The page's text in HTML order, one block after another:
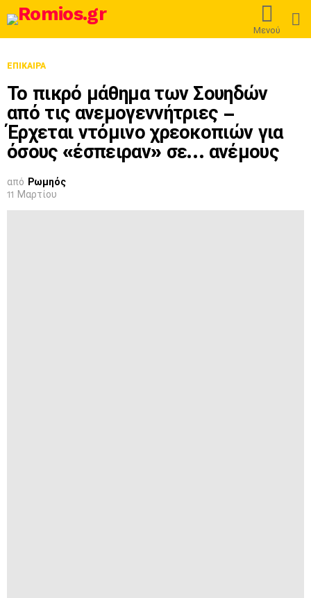
Μενού
ΕΠΊΚΑΙΡΑ
Το πικρό μάθημα των Σουηδών
από τις ανεμογεννήτριες –
Έρχεται ντόμινο χρεοκοπιών για
όσους «έσπειραν» σε… ανέμους
από Ρωμηός
11 Μαρτίου